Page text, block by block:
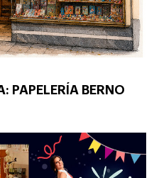
PAPELERÍA BERNO